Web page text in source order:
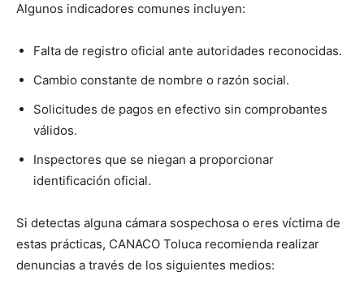
Algunos indicadores comunes incluyen:
Falta de registro oficial ante autoridades reconocidas.
Cambio constante de nombre o razón social.
Solicitudes de pagos en efectivo sin comprobantes
válidos.
Inspectores que se niegan a proporcionar
identificación oficial.
Si detectas alguna cámara sospechosa o eres víctima de
estas prácticas, CANACO Toluca recomienda realizar
denuncias a través de los siguientes medios: